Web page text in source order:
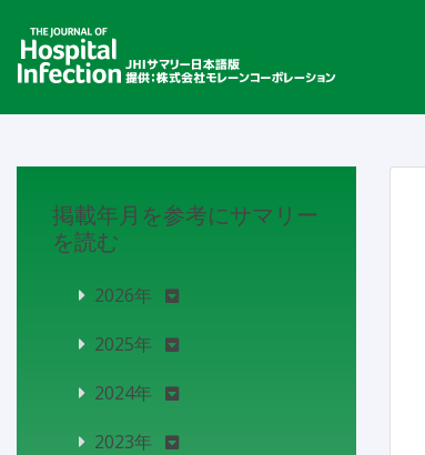
掲載年月を参考にサマリー
を読む
2026年
2025年
2024年
2023年